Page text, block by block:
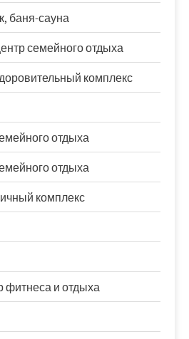
баня-сауна
семейного отдыха
комплекс
отдыха
отдыха
комплекс
фитнеса и отдыха